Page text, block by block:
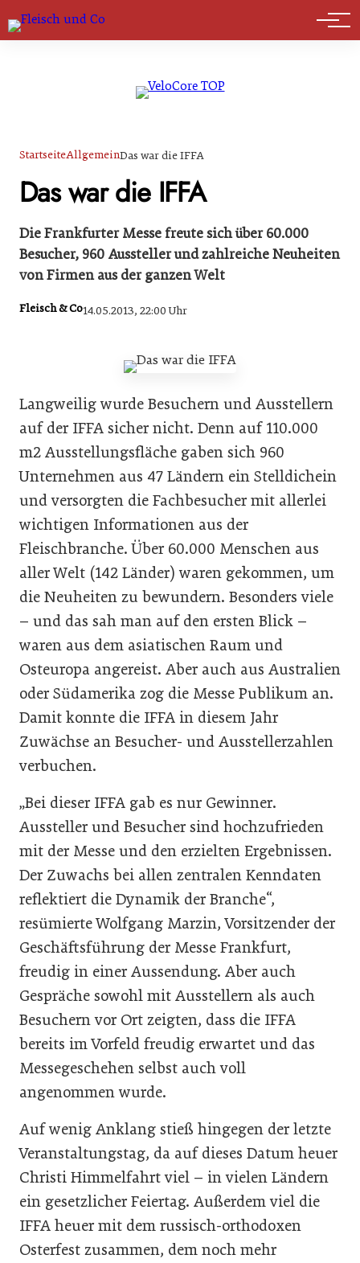
Marktführer
StartseiteAllgemeinDas war die IFFA
Das war die IFFA
Die Frankfurter Messe freute sich über 60.000
Besucher, 960 Aussteller und zahlreiche Neuheiten
von Firmen aus der ganzen Welt
Fleisch & Co14.05.2013, 22:00 Uhr
Langweilig wurde Besuchern und Ausstellern
auf der IFFA sicher nicht. Denn auf 110.000
m2 Ausstellungsfläche gaben sich 960
Unternehmen aus 47 Ländern ein Stelldichein
und versorgten die Fachbesucher mit allerlei
wichtigen Informationen aus der
Fleischbranche. Über 60.000 Menschen aus
aller Welt (142 Länder) waren gekommen, um
die Neuheiten zu bewundern. Besonders viele
– und das sah man auf den ersten Blick –
waren aus dem asiatischen Raum und
Osteuropa angereist. Aber auch aus Australien
oder Südamerika zog die Messe Publikum an.
Damit konnte die IFFA in diesem Jahr
Zuwächse an Besucher- und Ausstellerzahlen
verbuchen.
„Bei dieser IFFA gab es nur Gewinner.
Aussteller und Besucher sind hochzufrieden
mit der Messe und den erzielten Ergebnissen.
Der Zuwachs bei allen zentralen Kenndaten
reflektiert die Dynamik der Branche“,
resümierte Wolfgang Marzin, Vorsitzender der
Geschäftsführung der Messe Frankfurt,
freudig in einer Aussendung. Aber auch
Gespräche sowohl mit Ausstellern als auch
Besuchern vor Ort zeigten, dass die IFFA
bereits im Vorfeld freudig erwartet und das
Messegeschehen selbst auch voll
angenommen wurde.
Auf wenig Anklang stieß hingegen der letzte
Veranstaltungstag, da auf dieses Datum heuer
Christi Himmelfahrt viel – in vielen Ländern
ein gesetzlicher Feiertag. Außerdem viel die
IFFA heuer mit dem russisch-orthodoxen
Osterfest zusammen, dem noch mehr